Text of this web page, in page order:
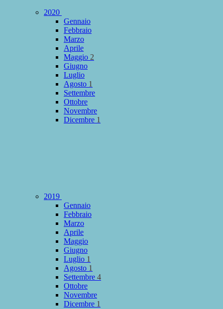
2020
Gennaio
Febbraio
Marzo
Aprile
Maggio 2
Giugno
Luglio
Agosto 1
Settembre
Ottobre
Novembre
Dicembre 1
2019
Gennaio
Febbraio
Marzo
Aprile
Maggio
Giugno
Luglio 1
Agosto 1
Settembre 4
Ottobre
Novembre
Dicembre 1